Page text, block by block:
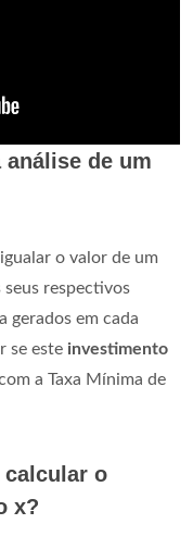
análise de um
o valor de um
seus respectivos
gerados em cada
se este investimento
a Taxa Mínima de
calcular o
x?